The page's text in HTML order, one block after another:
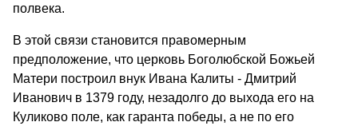
полвека.
В этой связи становится правомерным
предположение, что церковь Боголюбской Божьей
Матери построил внук Ивана Калиты - Дмитрий
Иванович в 1379 году, незадолго до выхода его на
Куликово поле, как гаранта победы, а не по его